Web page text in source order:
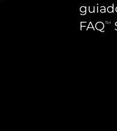
FAQTM